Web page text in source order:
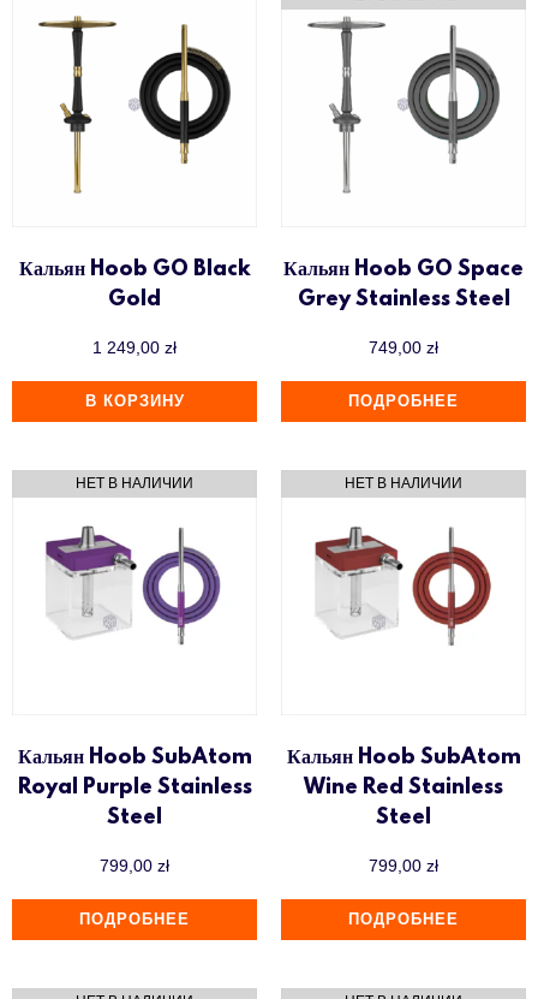
Кальян Hoob GO Black
Gold
1 249,00 zł
В КОРЗИНУ
Кальян Hoob GO Space
Grey Stainless Steel
749,00 zł
ПОДРОБНЕЕ
Кальян Hoob SubAtom
Royal Purple Stainless
Steel
799,00 zł
ПОДРОБНЕЕ
Кальян Hoob SubAtom
Wine Red Stainless
Steel
799,00 zł
ПОДРОБНЕЕ